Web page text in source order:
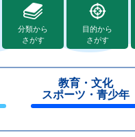
分類から
さがす
目的から
さがす
教育・文化
スポーツ・青少年
じ